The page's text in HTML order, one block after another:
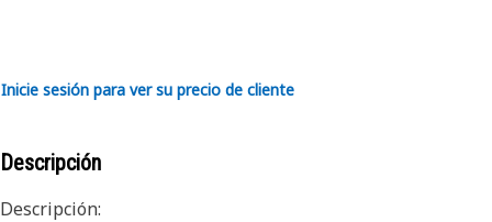
Inicie sesión para ver su precio de cliente
Descripción
Descripción: